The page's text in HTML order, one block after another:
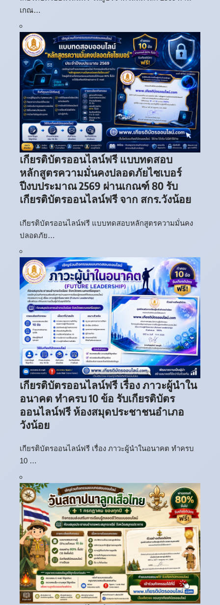
เกณ…
เกียรติบัตรออนไลน์ฟรี แบบทดสอบ
หลักสูตรความมั่นคงปลอดภัยไซเบอร์
ปีงบประมาณ 2569 ผ่านเกณฑ์ 80 รับ
เกียรติบัตรออนไลน์ฟรี จาก สกร.วังน้อย
เกียรติบัตรออนไลน์ฟรี แบบทดสอบหลักสูตรความมั่นคง
ปลอดภัย…
เกียรติบัตรออนไลน์ฟรี เรื่อง ภาวะผู้นำใน
อนาคต ทำครบ 10 ข้อ รับเกียรติบัตร
ออนไลน์ฟรี ห้องสมุดประชาชนอำเภอ
วังน้อย
เกียรติบัตรออนไลน์ฟรี เรื่อง ภาวะผู้นำในอนาคต ทำครบ
10 …